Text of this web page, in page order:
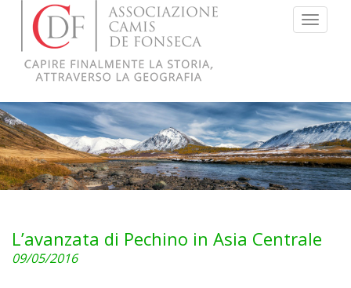
Menu
L’avanzata di Pechino in Asia Centrale
09/05/2016